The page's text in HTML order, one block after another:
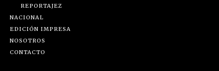
REPORTAJEZ
NACIONAL
EDICIÓN IMPRESA
NOSOTROS
CONTACTO